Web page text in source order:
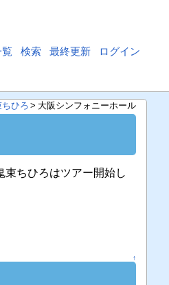
覧 検索 最終更新 ログイン
ちひろ > 大阪シンフォニーホール
ちひろはツアー開始し
↑